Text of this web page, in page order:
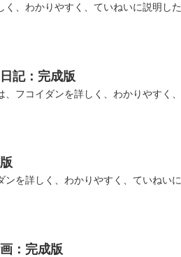
、わかりやすく、ていねいに説明し
記：完成版
フコイダンを詳しく、わかりやすく
を詳しく、わかりやすく、ていねい
：完成版